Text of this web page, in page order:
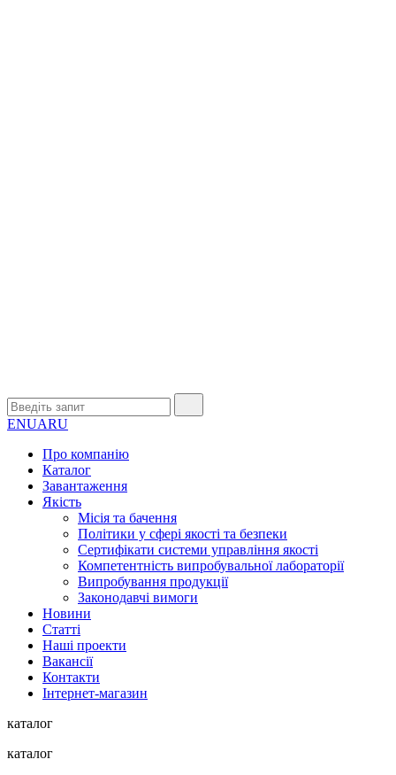
ENUARU
Про компанію
Каталог
Завантаження
Якість
Місія та бачення
Політики у сфері якості та безпеки
Сертифікати системи управління якості
Компетентність випробувальної лабораторії
Випробування продукції
Законодавчі вимоги
Новини
Статті
Наші проекти
Вакансії
Контакти
Інтернет-магазин
каталог
каталог